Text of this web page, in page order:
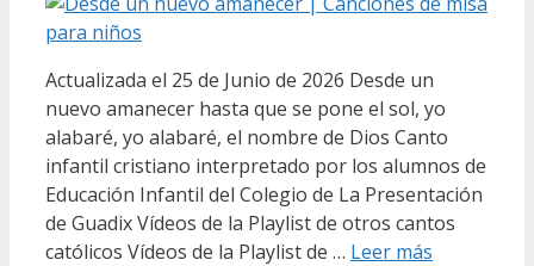
Actualizada el 25 de Junio de 2026 Desde un
nuevo amanecer hasta que se pone el sol, yo
alabaré, yo alabaré, el nombre de Dios Canto
infantil cristiano interpretado por los alumnos de
Educación Infantil del Colegio de La Presentación
de Guadix Vídeos de la Playlist de otros cantos
católicos Vídeos de la Playlist de … Leer más